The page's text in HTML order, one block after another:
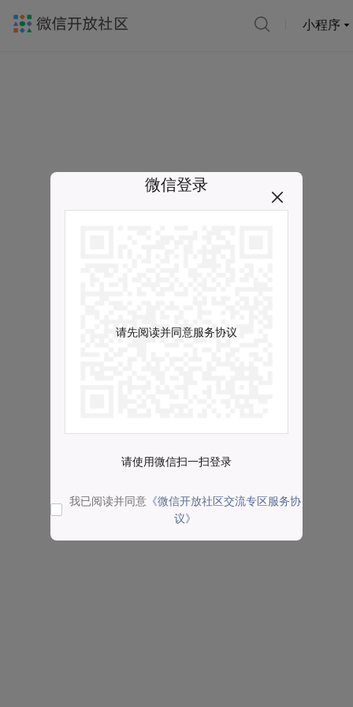
小程序
微信登录
请先阅读并同意服务协议
请使用微信扫一扫登录
我已阅读并同意 《微信开放社区交流专区服务协
议》